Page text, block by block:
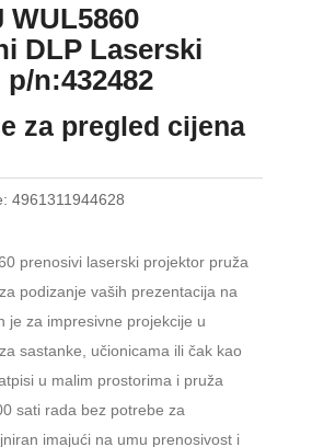
WUL5860
DLP Laserski
n:432482
za pregled cijena
4961311944628
prenosivi laserski projektor pruža
podizanje vaših prezentacija na
je za impresivne projekcije u
sastanke, učionicama ili čak kao
u malim prostorima i pruža
sati rada bez potrebe za
imajući na umu prenosivost i